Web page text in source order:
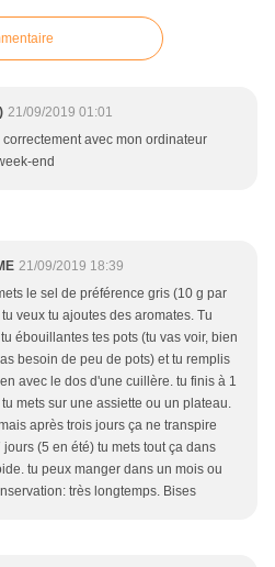
21/09/2019 01:01
avec mon ordinateur
end
21/09/2019 18:39
le sel de préférence gris (10 g par
veux tu ajoutes des aromates. Tu
ébouillantes tes pots (tu vas voir, bien
besoin de peu de pots) et tu remplis
avec le dos d'une cuillère. tu finis à 1
mets sur une assiette ou un plateau.
après trois jours ça ne transpire
(5 en été) tu mets tout ça dans
tu peux manger dans un mois ou
très longtemps. Bises